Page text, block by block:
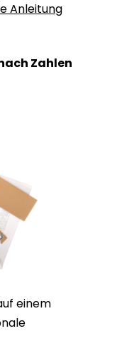
Anleitung
Zahlen
einem